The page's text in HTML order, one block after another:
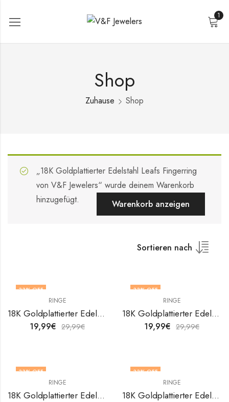
1
Shop
Zuhause Shop
„18K Goldplattierter Edelstahl Leafs Fingerring
von V&F Jewelers“ wurde deinem Warenkorb
hinzugefügt.
Warenkorb anzeigen
Sortieren nach
33% OFF
RINGE
18K Goldplattierter Edelstahl Leafs Fingerring von V&F Jewelers
19,99€ 29,99€
33% OFF
RINGE
18K Goldplattierter Edelstahl Leafs Fingerring von V&F Jewelers
19,99€ 29,99€
33% OFF
RINGE
18K Goldplattierter Edelstahl Leafs Fingerring von V&F Jewelers
33% OFF
OUT OF STOCK
RINGE
18K Goldplattierter Edelstahl Leafs Fingerring von V&F Jewelers